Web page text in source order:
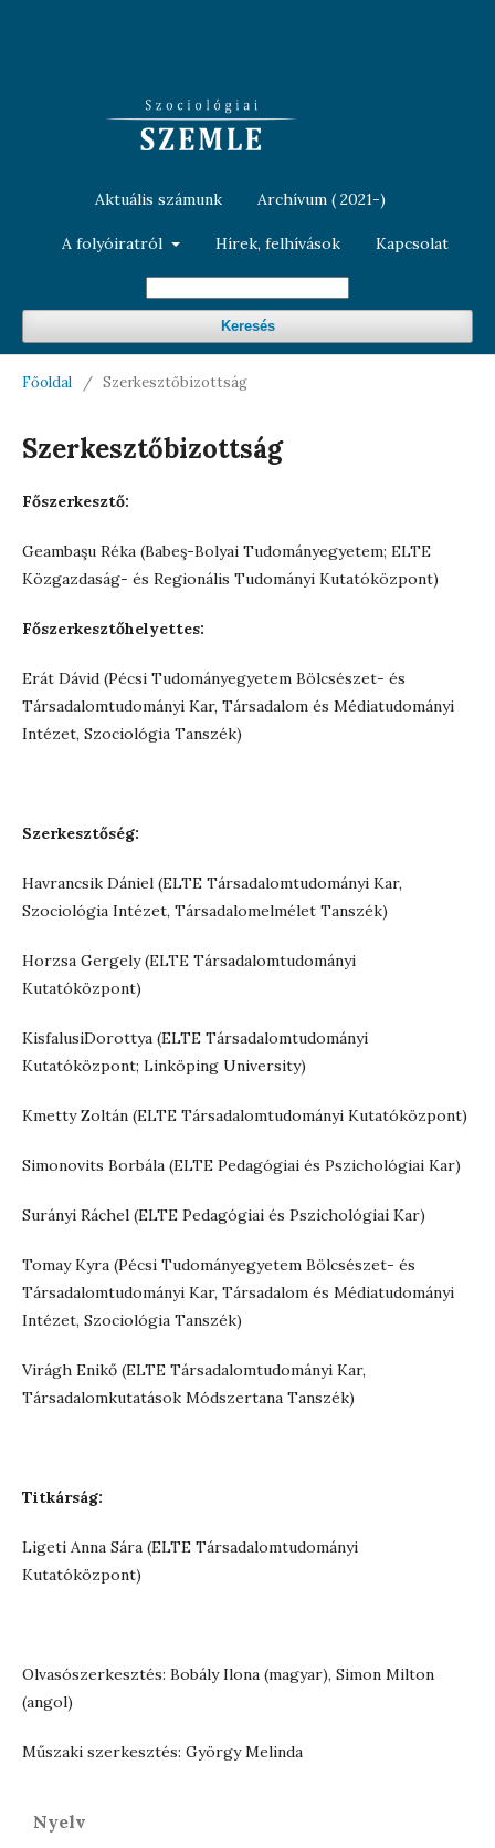
Aktuális számunk Archívum ( 2021-)
A folyóiratról Hírek, felhívások Kapcsolat
Keresés
Főoldal / Szerkesztőbizottság
Szerkesztőbizottság
Főszerkesztő:
Geambaşu Réka (Babeş-Bolyai Tudományegyetem; ELTE
Közgazdaság- és Regionális Tudományi Kutatóközpont)
Főszerkesztőhelyettes:
Erát Dávid (Pécsi Tudományegyetem Bölcsészet- és
Társadalomtudományi Kar, Társadalom és Médiatudományi
Intézet, Szociológia Tanszék)
Szerkesztőség:
Havrancsik Dániel (ELTE Társadalomtudományi Kar,
Szociológia Intézet, Társadalomelmélet Tanszék)
Horzsa Gergely (ELTE Társadalomtudományi
Kutatóközpont)
KisfalusiDorottya (ELTE Társadalomtudományi
Kutatóközpont; Linköping University)
Kmetty Zoltán (ELTE Társadalomtudományi Kutatóközpont)
Simonovits Borbála (ELTE Pedagógiai és Pszichológiai Kar)
Surányi Ráchel (ELTE Pedagógiai és Pszichológiai Kar)
Tomay Kyra (Pécsi Tudományegyetem Bölcsészet- és
Társadalomtudományi Kar, Társadalom és Médiatudományi
Intézet, Szociológia Tanszék)
Virágh Enikő (ELTE Társadalomtudományi Kar,
Társadalomkutatások Módszertana Tanszék)
Titkárság:
Ligeti Anna Sára (ELTE Társadalomtudományi
Kutatóközpont)
Olvasószerkesztés: Bobály Ilona (magyar), Simon Milton
(angol)
Műszaki szerkesztés: György Melinda
Nyelv